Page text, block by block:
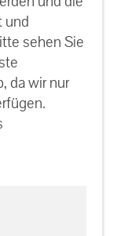
und
sehen Sie
da wir nur